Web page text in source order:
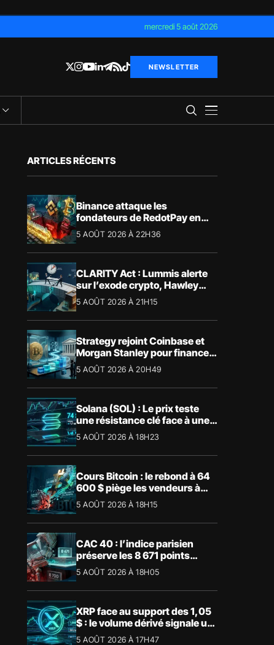
mercredi 5 août 2026
NEWSLETTER
ARTICLES RÉCENTS
Binance attaque les
fondateurs de RedotPay en
justice pour 472,8 millions de
dollars
5 AOÛT 2026 À 22H36
CLARITY Act : Lummis alerte
sur l’exode crypto, Hawley
bloque le vote
5 AOÛT 2026 À 21H15
Strategy rejoint Coinbase et
Morgan Stanley pour financer
les Trump Accounts
5 AOÛT 2026 À 20H49
Solana (SOL) : Le prix teste
une résistance clé face à une
tendance mensuelle baissière
5 AOÛT 2026 À 18H23
Cours Bitcoin : le rebond à 64
600 $ piège les vendeurs à
découvert
5 AOÛT 2026 À 18H15
CAC 40 : l’indice parisien
préserve les 8 671 points
malgré le recul du luxe
5 AOÛT 2026 À 18H05
XRP face au support des 1,05
$ : le volume dérivé signale un
risque de volatilité
5 AOÛT 2026 À 17H47